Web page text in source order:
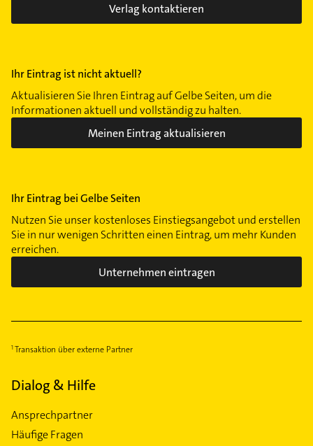
Verlag kontaktieren
Ihr Eintrag ist nicht aktuell?
Aktualisieren Sie Ihren Eintrag auf Gelbe Seiten, um die
Informationen aktuell und vollständig zu halten.
Meinen Eintrag aktualisieren
Ihr Eintrag bei Gelbe Seiten
Nutzen Sie unser kostenloses Einstiegsangebot und erstellen
Sie in nur wenigen Schritten einen Eintrag, um mehr Kunden
erreichen.
Unternehmen eintragen
Transaktion über externe Partner
Dialog & Hilfe
Ansprechpartner
Häufige Fragen